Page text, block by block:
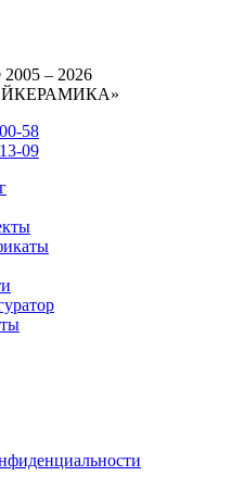
– 2026
58
09